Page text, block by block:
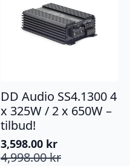
DD Audio SS4.1300 4
x 325W / 2 x 650W –
tilbud!
4,998.00kr
Opprinnelig
3,598.00 kr
Nåværende